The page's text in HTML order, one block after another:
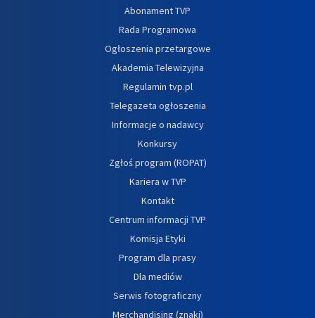
Abonament TVP
Rada Programowa
Ogłoszenia przetargowe
Akademia Telewizyjna
Regulamin tvp.pl
Telegazeta ogłoszenia
Informacje o nadawcy
Konkursy
Zgłoś program (ROPAT)
Kariera w TVP
Kontakt
Centrum informacji TVP
Komisja Etyki
Program dla prasy
Dla mediów
Serwis fotograficzny
Merchandising (znaki)